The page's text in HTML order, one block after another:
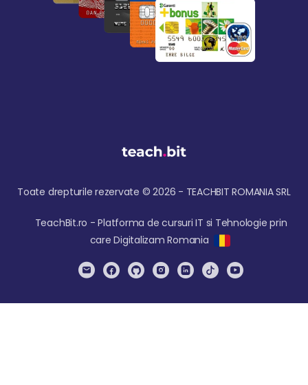
Toate drepturile rezervate © 2026 - TEACHBIT ROMANIA SRL
TeachBit.ro - Platforma de cursuri IT si Tehnologie prin
care Digitalizam Romania